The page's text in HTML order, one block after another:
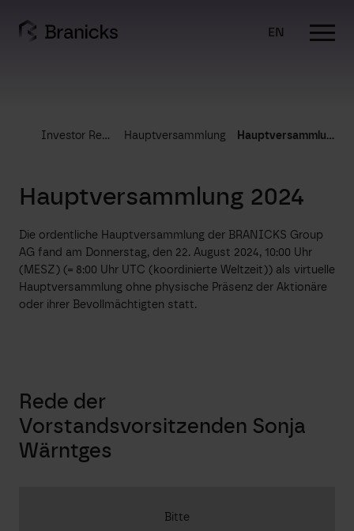
content
EN
Investor Relations Hauptversammlung Hauptversammlung 2024
Hauptversammlung 2024
Die ordentliche Hauptversammlung der BRANICKS Group
AG fand am Donnerstag, den 22. August 2024, 10:00 Uhr
(MESZ) (= 8:00 Uhr UTC (koordinierte Weltzeit)) als virtuelle
Hauptversammlung ohne physische Präsenz der Aktionäre
oder ihrer Bevollmächtigten statt.
Rede der
Vorstandsvorsitzenden Sonja
Wärntges
Bitte